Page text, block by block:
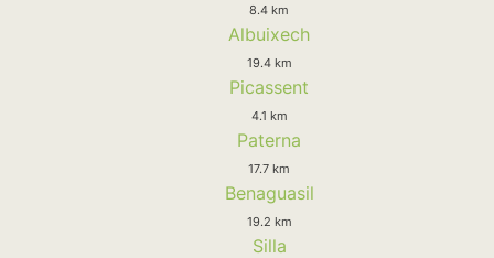
8.4 km
Albuixech
19.4 km
Picassent
4.1 km
Paterna
17.7 km
Benaguasil
19.2 km
Silla